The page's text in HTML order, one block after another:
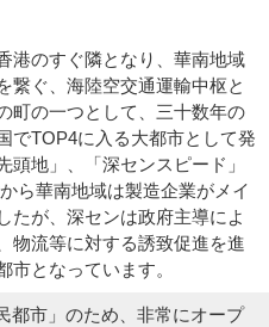
港のすぐ隣となり、華南地域
繋ぐ、海陸空交通運輸中枢と
町の一つとして、三十数年の
でTOP4に入る大都市として発
頭地」、「深センスピード」
ら華南地域は製造企業がメイ
たが、深センは政府主導によ
物流等に対する誘致促進を進
となっています。
都市」のため、非常にオープ